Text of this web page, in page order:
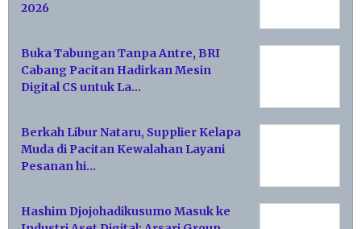
2026
Buka Tabungan Tanpa Antre, BRI
Cabang Pacitan Hadirkan Mesin
Digital CS untuk La…
Berkah Libur Nataru, Supplier Kelapa
Muda di Pacitan Kewalahan Layani
Pesanan hi…
Hashim Djojohadikusumo Masuk ke